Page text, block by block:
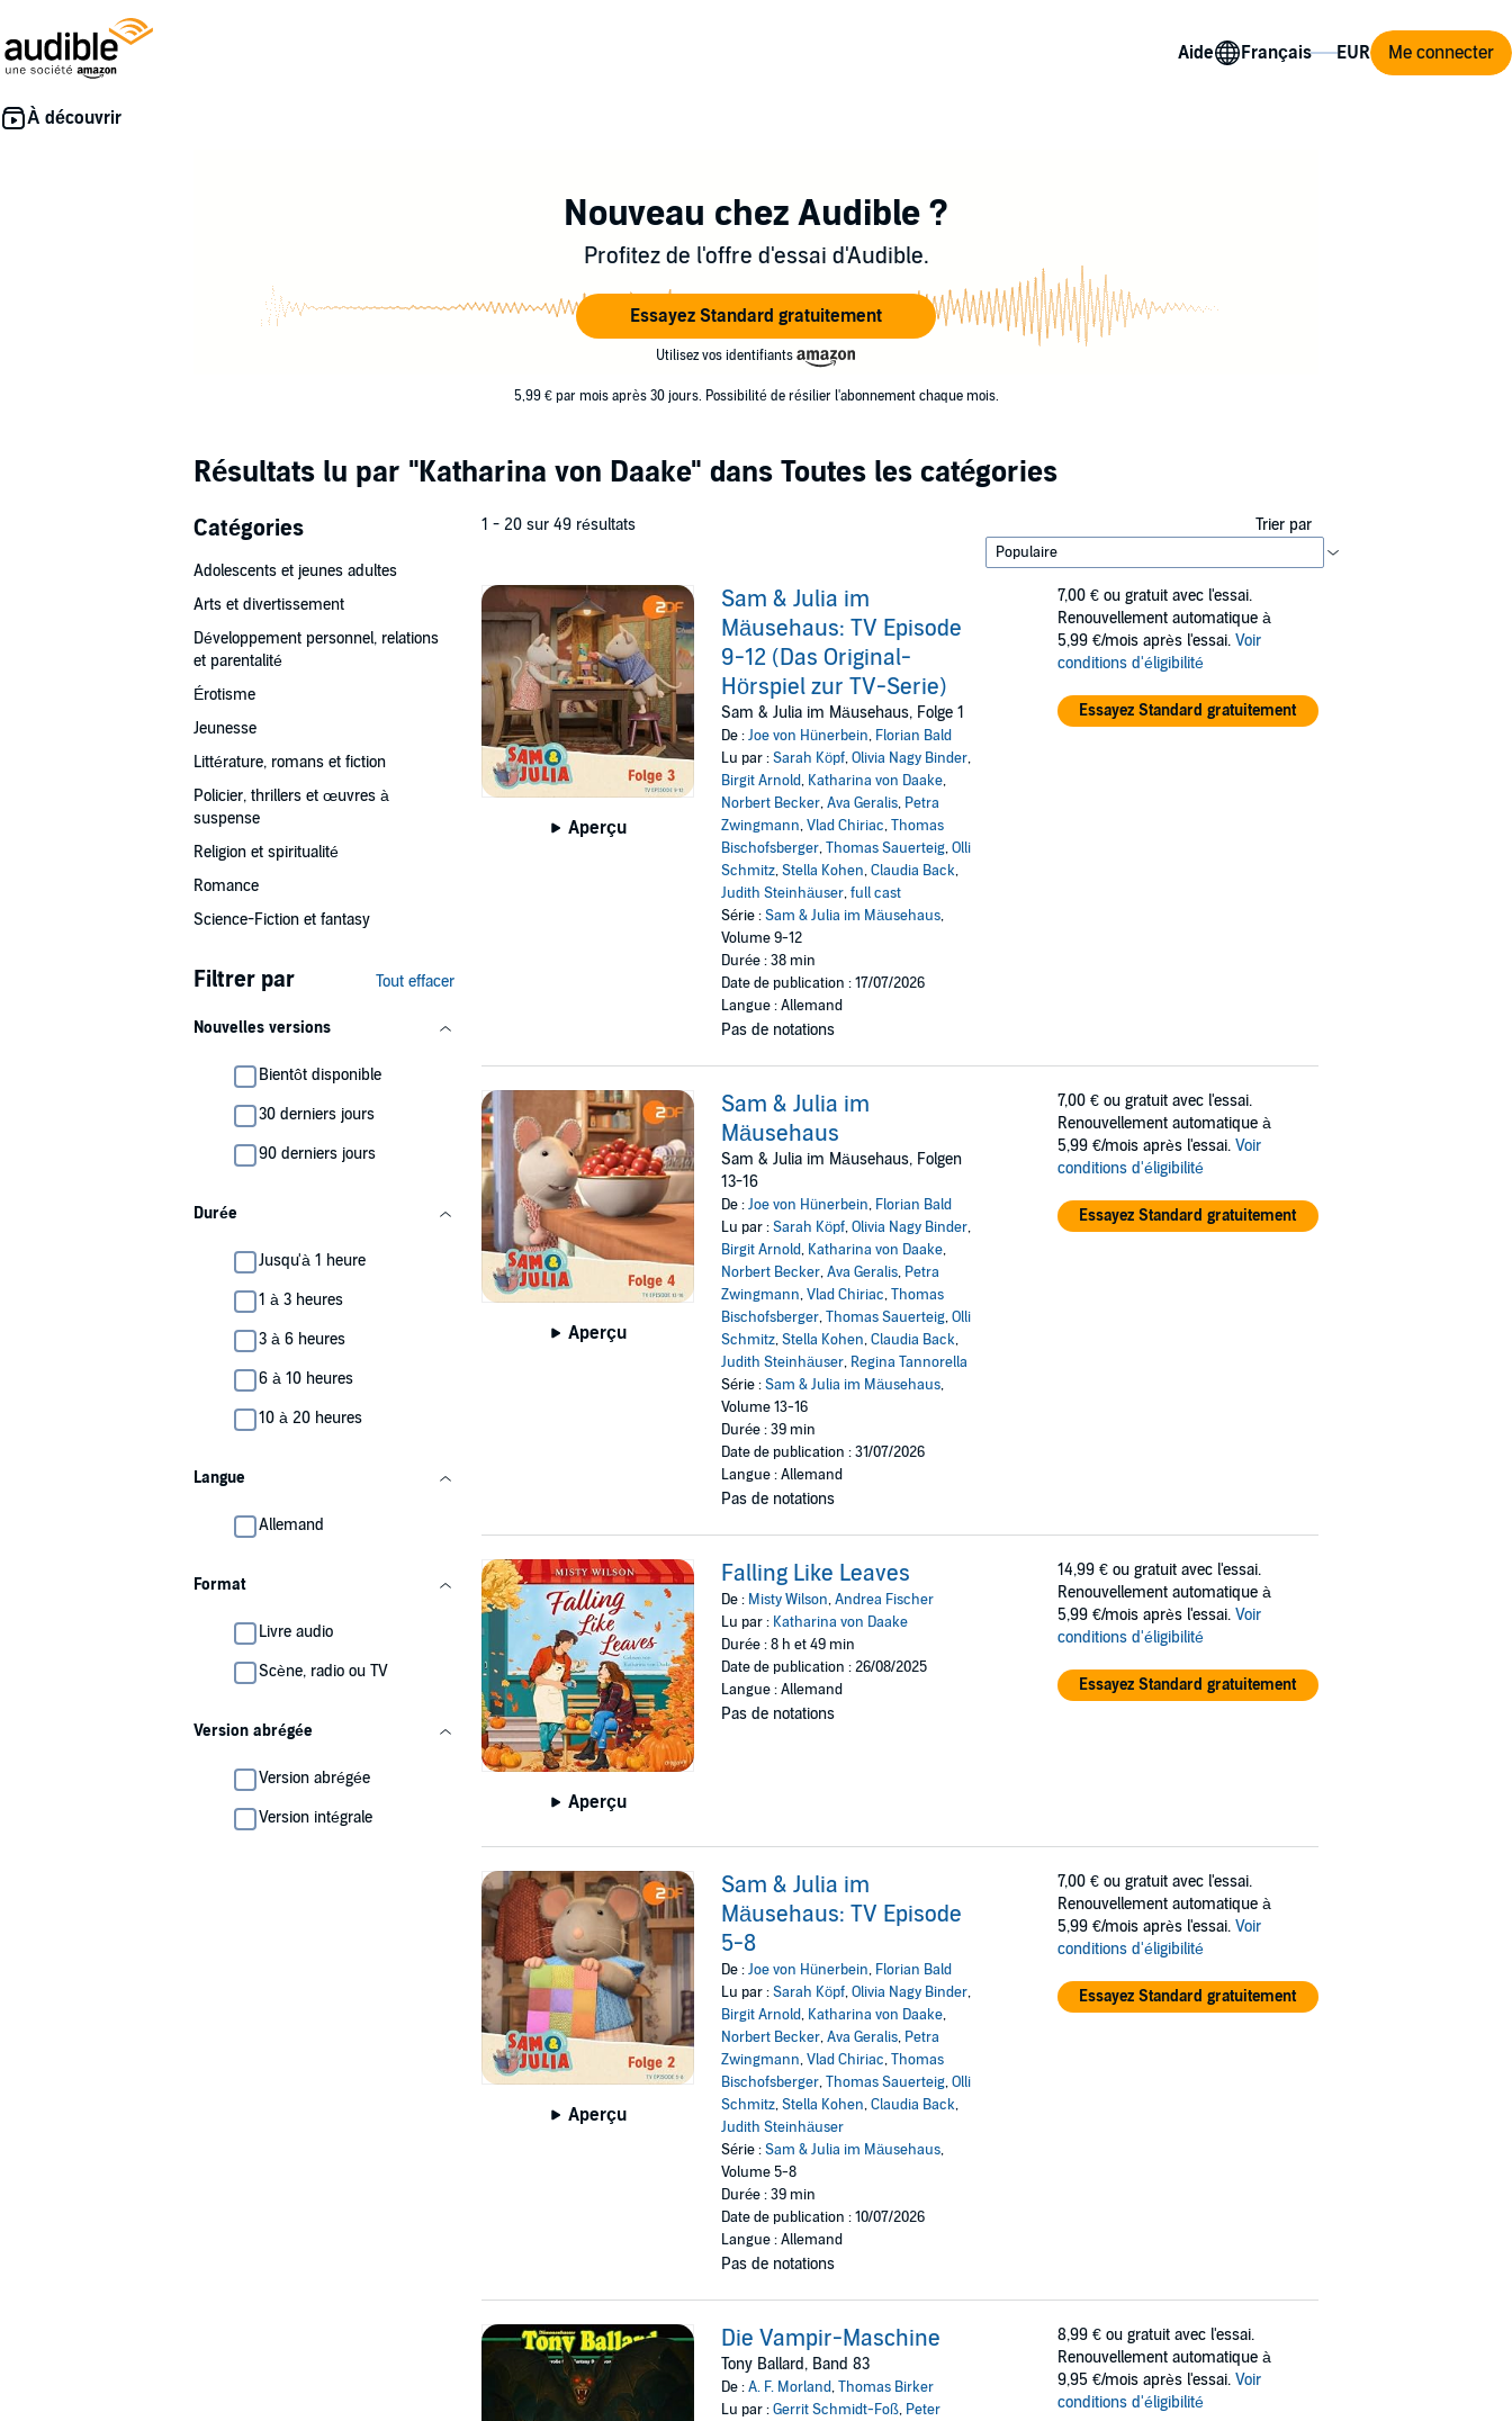
Aide Me connecter
Nouveau chez Audible ?
Profitez de l'offre d'essai d'Audible.
Essayez Standard gratuitement
Utilisez vos identifiants
5,99 € par mois après 30 jours. Possibilité de résilier l'abonnement chaque mois.
Résultats lu par "Katharina von Daake" dans Toutes les catégories
Catégories
Adolescents et jeunes adultes
Arts et divertissement
Développement personnel, relations
et parentalité
Érotisme
Jeunesse
Littérature, romans et fiction
Policier, thrillers et œuvres à
suspense
Religion et spiritualité
Romance
Science-Fiction et fantasy
Filtrer par Tout effacer
Nouvelles versions
Bientôt disponible
30 derniers jours
90 derniers jours
Durée
Jusqu'à 1 heure
1 à 3 heures
3 à 6 heures
6 à 10 heures
10 à 20 heures
Langue
Allemand
Format
Livre audio
Scène, radio ou TV
Version abrégée
Version abrégée
Version intégrale
1 - 20 sur 49 résultats Trier par
Aperçu
Sam & Julia im
Mäusehaus: TV Episode
9-12 (Das Original-
Hörspiel zur TV-Serie)
Sam & Julia im Mäusehaus, Folge 1
De :Joe von Hünerbein, Florian Bald
Lu par :Sarah Köpf,Olivia Nagy Binder,
Birgit Arnold, Katharina von Daake,
Norbert Becker,Ava Geralis, Petra
Zwingmann,Vlad Chiriac,Thomas
Bischofsberger,Thomas Sauerteig,Olli
Schmitz,Stella Kohen,Claudia Back,
Judith Steinhäuser,full cast
Série :Sam & Julia im Mäusehaus,
Volume 9-12
Durée : 38 min
Date de publication : 17/07/2026
Langue : Allemand
Pas de notations
7,00 € ou gratuit avec l'essai.
Renouvellement automatique à
5,99 €/mois après l'essai. Voir
conditions d'éligibilité
Essayez Standard gratuitement
Aperçu
Sam & Julia im
Mäusehaus
Sam & Julia im Mäusehaus, Folgen
13-16
De :Joe von Hünerbein, Florian Bald
Lu par :Sarah Köpf,Olivia Nagy Binder,
Birgit Arnold, Katharina von Daake,
Norbert Becker,Ava Geralis, Petra
Zwingmann,Vlad Chiriac,Thomas
Bischofsberger,Thomas Sauerteig,Olli
Schmitz,Stella Kohen,Claudia Back,
Judith Steinhäuser, Regina Tannorella
Série :Sam & Julia im Mäusehaus,
Volume 13-16
Durée : 39 min
Date de publication : 31/07/2026
Langue : Allemand
Pas de notations
7,00 € ou gratuit avec l'essai.
Renouvellement automatique à
5,99 €/mois après l'essai. Voir
conditions d'éligibilité
Essayez Standard gratuitement
Aperçu
Falling Like Leaves
De : Misty Wilson,Andrea Fischer
Lu par : Katharina von Daake
Durée : 8 h et 49 min
Date de publication : 26/08/2025
Langue : Allemand
Pas de notations
14,99 € ou gratuit avec l'essai.
Renouvellement automatique à
5,99 €/mois après l'essai. Voir
conditions d'éligibilité
Essayez Standard gratuitement
Aperçu
Sam & Julia im
Mäusehaus: TV Episode
5-8
De :Joe von Hünerbein, Florian Bald
Lu par :Sarah Köpf,Olivia Nagy Binder,
Birgit Arnold, Katharina von Daake,
Norbert Becker,Ava Geralis, Petra
Zwingmann,Vlad Chiriac,Thomas
Bischofsberger,Thomas Sauerteig,Olli
Schmitz,Stella Kohen,Claudia Back,
Judith Steinhäuser
Série :Sam & Julia im Mäusehaus,
Volume 5-8
Durée : 39 min
Date de publication : 10/07/2026
Langue : Allemand
Pas de notations
7,00 € ou gratuit avec l'essai.
Renouvellement automatique à
5,99 €/mois après l'essai. Voir
conditions d'éligibilité
Essayez Standard gratuitement
Die Vampir-Maschine
Tony Ballard, Band 83
De :A. F. Morland,Thomas Birker
Lu par :Gerrit Schmidt-Foß, Peter
8,99 € ou gratuit avec l'essai.
Renouvellement automatique à
9,95 €/mois après l'essai. Voir
conditions d'éligibilité